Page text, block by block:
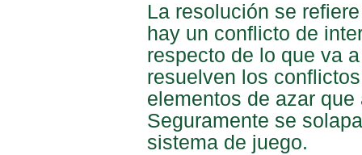
La resolución se
hay un conflicto de
respecto de lo que va
resuelven los
elementos de azar
Seguramente se
sistema de juego.